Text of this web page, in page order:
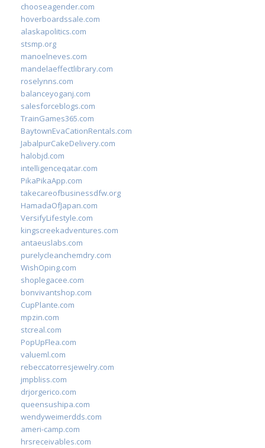
chooseagender.com
hoverboardssale.com
alaskapolitics.com
stsmp.org
manoelneves.com
mandelaeffectlibrary.com
roselynns.com
balanceyoganj.com
salesforceblogs.com
TrainGames365.com
BaytownEvaCationRentals.com
JabalpurCakeDelivery.com
halobjd.com
intelligenceqatar.com
PikaPikaApp.com
takecareofbusinessdfw.org
HamadaOfJapan.com
VersifyLifestyle.com
kingscreekadventures.com
antaeuslabs.com
purelycleanchemdry.com
WishOping.com
shoplegacee.com
bonvivantshop.com
CupPlante.com
mpzin.com
stcreal.com
PopUpFlea.com
valueml.com
rebeccatorresjewelry.com
jmpbliss.com
drjorgerico.com
queensushipa.com
wendyweimerdds.com
ameri-camp.com
hrsreceivables.com